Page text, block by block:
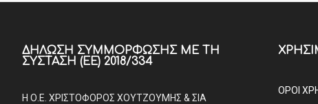
ΔΉΛΩΣΗ ΣΥΜΜΌΡΦΩΣΗΣ ΜΕ ΤΗ
ΣΎΣΤΑΣΗ (ΕΕ) 2018/334
Η Ο.Ε. ΧΡΙΣΤΟΦΟΡΟΣ ΧΟΥΤΖΟΥΜΗΣ & ΣΙΑ
ΟΡΟΙ